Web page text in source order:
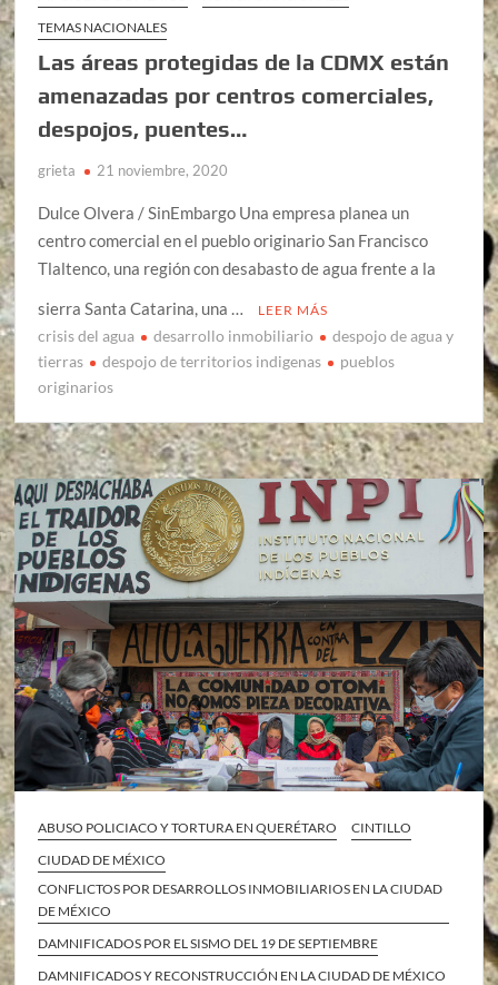
TEMAS NACIONALES
Las áreas protegidas de la CDMX están
amenazadas por centros comerciales,
despojos, puentes…
grieta 21 noviembre, 2020
Dulce Olvera / SinEmbargo Una empresa planea un
centro comercial en el pueblo originario San Francisco
Tlaltenco, una región con desabasto de agua frente a la
sierra Santa Catarina, una …
LEER MÁS
crisis del agua desarrollo inmobiliario
despojo de agua y
tierras
despojo de territorios indigenas
pueblos
originarios
ABUSO POLICIACO Y TORTURA EN QUERÉTARO
CINTILLO
CIUDAD DE MÉXICO
CONFLICTOS POR DESARROLLOS INMOBILIARIOS EN LA CIUDAD
DE MÉXICO
DAMNIFICADOS POR EL SISMO DEL 19 DE SEPTIEMBRE
DAMNIFICADOS Y RECONSTRUCCIÓN EN LA CIUDAD DE MÉXICO